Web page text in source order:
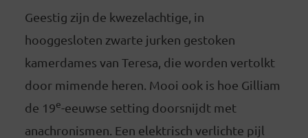
Geestig zijn de kwezelachtige, in
hooggesloten zwarte jurken gestoken
kamerdames van Teresa, die worden vertolkt
door mimende heren. Mooi ook is hoe Gilliam
de 19e-eeuwse setting doorsnijdt met
anachronismen. Een elektrisch verlichte pijl